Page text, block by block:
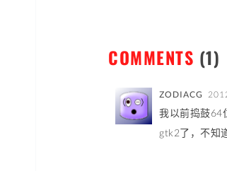
COMMENTS (1)
ZODIACG
我以前捣鼓64
gtk2了，不知